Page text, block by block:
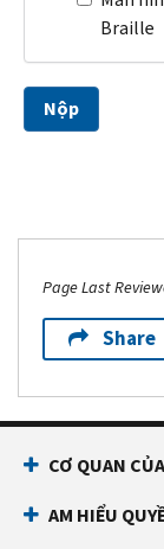
Braille
Nộp
Page Last
Share
CƠ QUAN
AM HIỂU